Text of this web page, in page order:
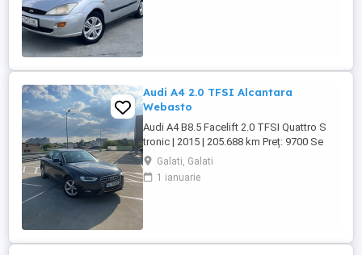
Audi A4 2.0 TFSI Alcantara
Webasto
Audi A4 B8.5 Facelift 2.0 TFSI Quattro S
tronic | 2015 | 205.688 km Preț: 9700 Se
vinde Audi A4 B8.5 Facelift, an fabricație
2015, motor 2.0 TFSI benzină, cutie
automată S tronic și tracțiune Quattro.
Galati, Galati
1 ianuarie